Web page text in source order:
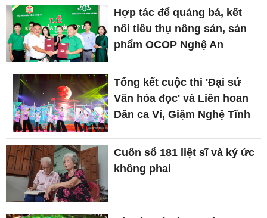
Hợp tác để quảng bá, kết
nối tiêu thụ nông sản, sản
phẩm OCOP Nghệ An
Tổng kết cuộc thi 'Đại sứ
Văn hóa đọc' và Liên hoan
Dân ca Ví, Giặm Nghệ Tĩnh
Cuốn sổ 181 liệt sĩ và ký ức
không phai